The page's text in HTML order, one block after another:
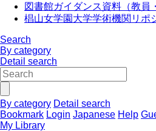
図書館ガイダンス資料（教員
椙山女学園大学学術機関リポ
Search
By category
Detail search
By category Detail search
Bookmark Login Japanese Help
My Library